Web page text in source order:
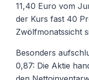
11,40 Euro vom
der Kurs fast 40
Zwölfmonatssicht
Besonders
0,87: Die Aktie